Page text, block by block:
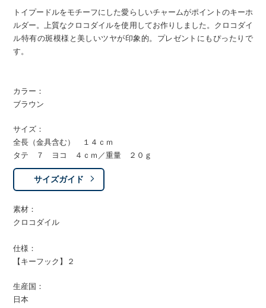
トイプードルをモチーフにした愛らしいチャームがポイントのキーホ
ルダー。上質なクロコダイルを使用してお作りしました。クロコダイ
ル特有の斑模様と美しいツヤが印象的。プレゼントにもぴったりで
す。
カラー：
ブラウン
サイズ：
全長（金具含む） １４ｃｍ
タテ ７ ヨコ ４ｃｍ／重量 ２０ｇ
サイズガイド
素材：
クロコダイル
仕様：
【キーフック】２
生産国：
日本